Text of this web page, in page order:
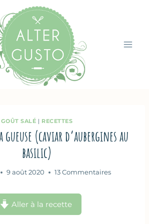
GOÛT SALÉ | RECETTES
(caviar d’aubergines au
basilic)
9 août 2020 13 Commentaires
Aller à la recette